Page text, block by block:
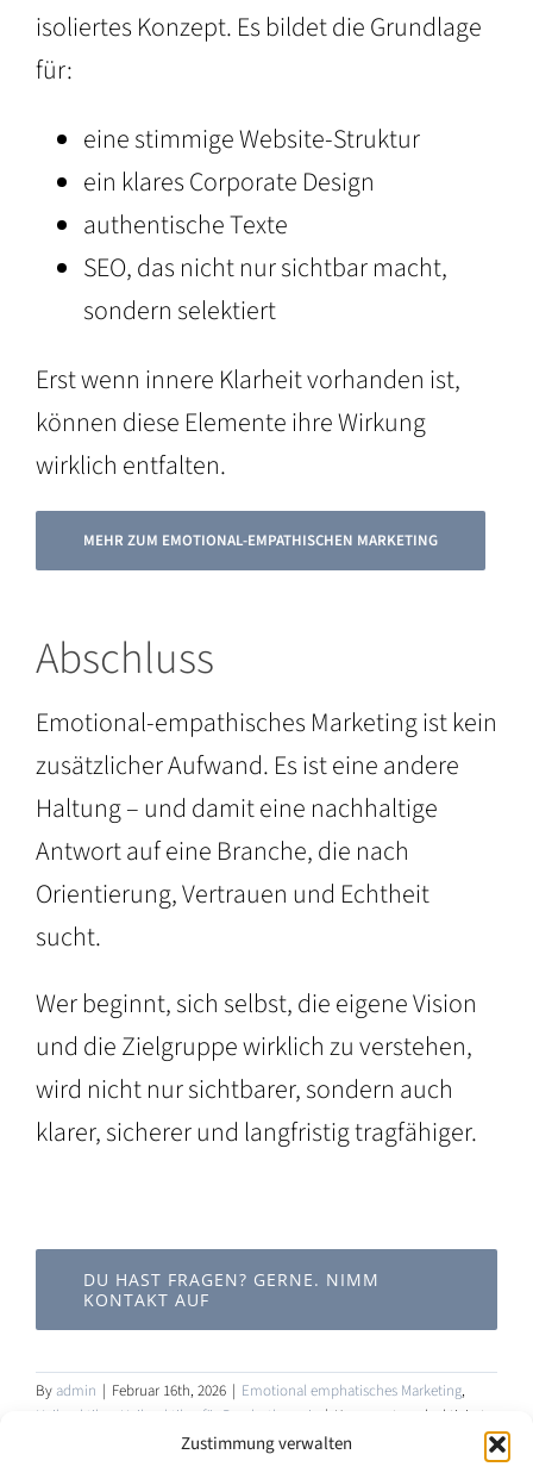
Zustimmung verwalten
isoliertes Konzept. Es bildet die Grundlage
für:
eine stimmige Website-Struktur
ein klares Corporate Design
authentische Texte
SEO, das nicht nur sichtbar macht,
sondern selektiert
Erst wenn innere Klarheit vorhanden ist,
können diese Elemente ihre Wirkung
wirklich entfalten.
MEHR ZUM EMOTIONAL-EMPATHISCHEN MARKETING
Abschluss
Emotional-empathisches Marketing ist kein
zusätzlicher Aufwand. Es ist eine andere
Haltung – und damit eine nachhaltige
Antwort auf eine Branche, die nach
Orientierung, Vertrauen und Echtheit
sucht.
Wer beginnt, sich selbst, die eigene Vision
und die Zielgruppe wirklich zu verstehen,
wird nicht nur sichtbarer, sondern auch
klarer, sicherer und langfristig tragfähiger.
DU HAST FRAGEN? GERNE. NIMM
KONTAKT AUF
Byadmin | Februar 16th, 2026 | Emotional emphatisches Marketing,
Heilpraktiker
Heilpraktiker für Psychotherapie | Kommentare deaktiviert